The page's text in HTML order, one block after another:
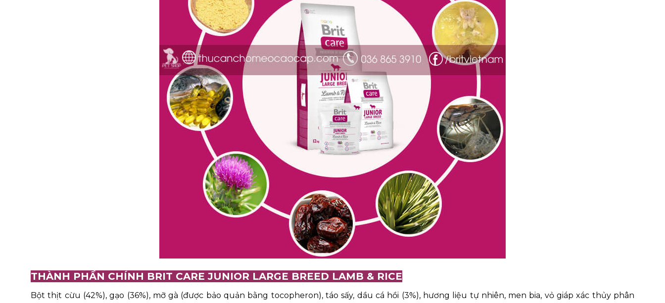
THÀNH PHẦN CHÍNH BRIT CARE JUNIOR LARGE BREED LAMB & RICE
Bột thịt cừu (42%), gạo (36%), mỡ gà (được bảo quản bằng tocopheron), táo sấy, dầu cá hồi (3%), hương liệu tự nhiên, men bia, vỏ giáp xác thủy phân